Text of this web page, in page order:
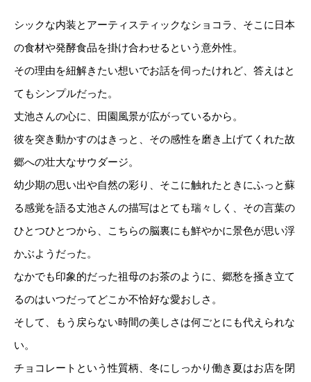
シックな内装とアーティスティックなショコラ、そこに日本
の食材や発酵食品を掛け合わせるという意外性。
その理由を紐解きたい想いでお話を伺ったけれど、答えはと
てもシンプルだった。
丈池さんの心に、田園風景が広がっているから。
彼を突き動かすのはきっと、その感性を磨き上げてくれた故
郷への壮大なサウダージ。
幼少期の思い出や自然の彩り、そこに触れたときにふっと蘇
る感覚を語る丈池さんの描写はとても瑞々しく、その言葉の
ひとつひとつから、こちらの脳裏にも鮮やかに景色が思い浮
かぶようだった。
なかでも印象的だった祖母のお茶のように、郷愁を掻き立て
るのはいつだってどこか不恰好な愛おしさ。
そして、もう戻らない時間の美しさは何ごとにも代えられな
い。
チョコレートという性質柄、冬にしっかり働き夏はお店を閉